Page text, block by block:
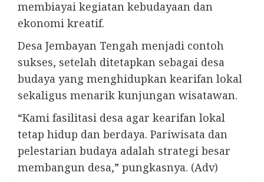
membiayai kegiatan kebudayaan dan
ekonomi kreatif.
Desa Jembayan Tengah menjadi contoh
sukses, setelah ditetapkan sebagai desa
budaya yang menghidupkan kearifan lokal
sekaligus menarik kunjungan wisatawan.
“Kami fasilitasi desa agar kearifan lokal
tetap hidup dan berdaya. Pariwisata dan
pelestarian budaya adalah strategi besar
membangun desa,” pungkasnya. (Adv)